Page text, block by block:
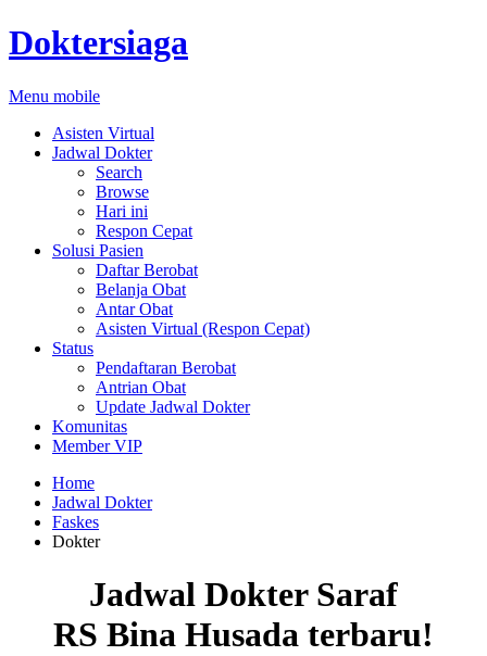
Doktersiaga
Menu mobile
Asisten Virtual
Jadwal Dokter
Search
Browse
Hari ini
Respon Cepat
Solusi Pasien
Daftar Berobat
Belanja Obat
Antar Obat
Asisten Virtual (Respon Cepat)
Status
Pendaftaran Berobat
Antrian Obat
Update Jadwal Dokter
Komunitas
Member VIP
Home
Jadwal Dokter
Faskes
Dokter
Jadwal Dokter Saraf
RS Bina Husada terbaru!